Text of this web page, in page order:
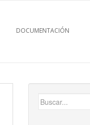
DOCUMENTACIÓN
Buscar: